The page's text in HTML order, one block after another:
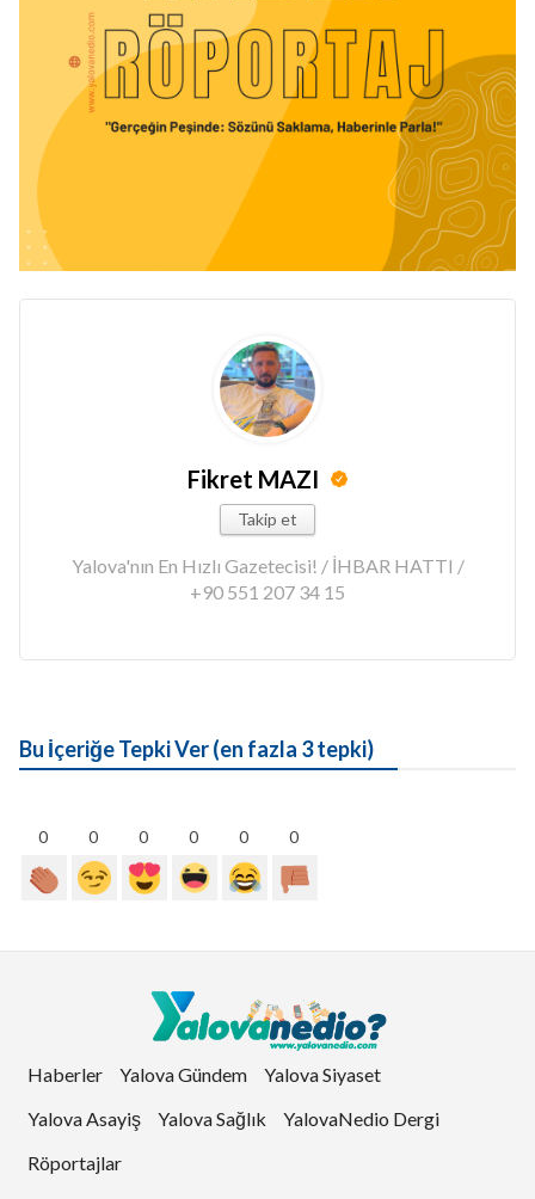
Fikret MAZI
Takip et
Yalova'nın En Hızlı Gazetecisi! / İHBAR HATTI /
+90 551 207 34 15
Bu İçeriğe Tepki Ver (en fazla 3 tepki)
0 0 0 0 0 0
Haberler Yalova Gündem
Yalova Siyaset
Yalova Asayiş
Yalova Sağlık
YalovaNedio Dergi
Röportajlar